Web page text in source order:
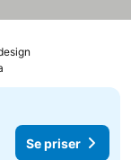
Se priser